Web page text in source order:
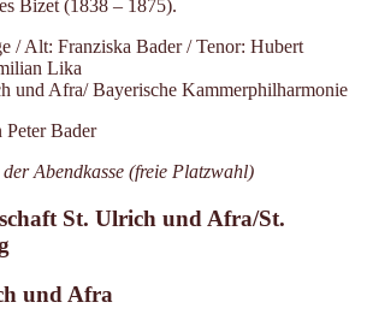
Bizet (1838 – 1875).
/ Alt: Franziska Bader / Tenor: Hubert
Lika
und Afra/ Bayerische Kammerphilharmonie
Bader
Abendkasse (freie Platzwahl)
St. Ulrich und Afra/St.
und Afra